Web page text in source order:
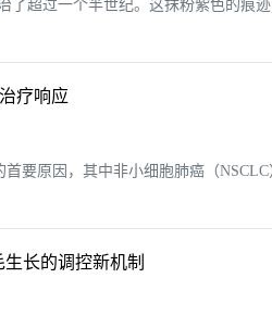
了超过一个半世纪。这抹粉紫色的
疗响应
要原因，其中非小细胞肺癌（
长的调控新机制